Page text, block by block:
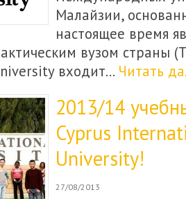
Малайзии,
настоящее время
вузом страны
входит… Читать
2013/14
Cyprus
University!
27/08/2013